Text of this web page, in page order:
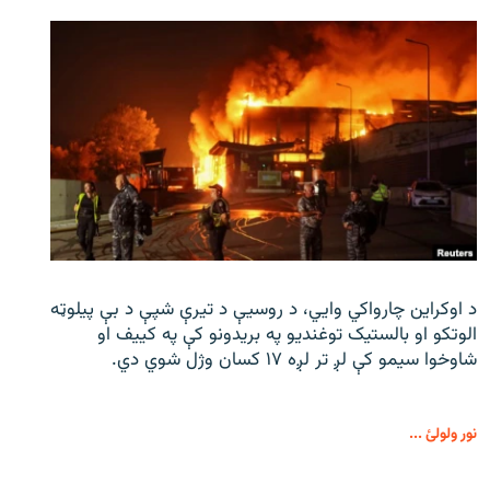
د اوکراین چارواکي وایي، د روسیې د تیرې شپې د بې‌ پیلوټه
الوتکو او بالستیک توغندیو په بریدونو کې په کییف او
شاوخوا سیمو کې لږ تر لږه ۱۷ کسان وژل شوي دي.
نور ولولئ ...